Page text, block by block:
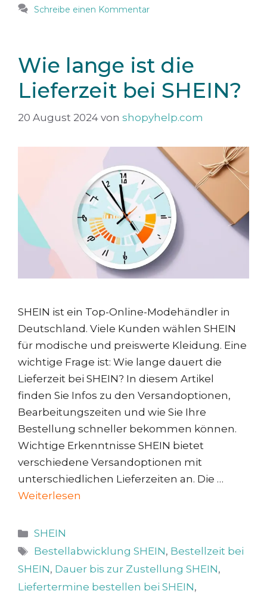
Schreibe einen Kommentar
Wie lange ist die
Lieferzeit bei SHEIN?
20 August 2024 von shopyhelp.com
SHEIN ist ein Top-Online-Modehändler in
Deutschland. Viele Kunden wählen SHEIN
für modische und preiswerte Kleidung. Eine
wichtige Frage ist: Wie lange dauert die
Lieferzeit bei SHEIN? In diesem Artikel
finden Sie Infos zu den Versandoptionen,
Bearbeitungszeiten und wie Sie Ihre
Bestellung schneller bekommen können.
Wichtige Erkenntnisse SHEIN bietet
verschiedene Versandoptionen mit
unterschiedlichen Lieferzeiten an. Die …
Weiterlesen
Kategorien
SHEIN
Schlagwörter
Bestellabwicklung SHEIN, Bestellzeit bei
SHEIN, Dauer bis zur Zustellung SHEIN,
Liefertermine bestellen bei SHEIN,